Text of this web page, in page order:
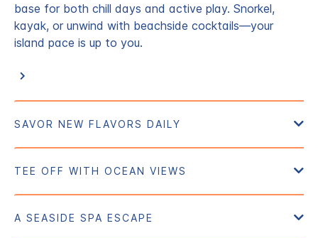
base for both chill days and active play. Snorkel,
kayak, or unwind with beachside cocktails—your
island pace is up to you.